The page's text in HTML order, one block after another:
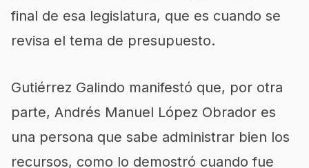
final de esa legislatura, que es cuando se
revisa el tema de presupuesto.
Gutiérrez Galindo manifestó que, por otra
parte, Andrés Manuel López Obrador es
una persona que sabe administrar bien los
recursos, como lo demostró cuando fue